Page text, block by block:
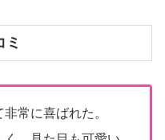
ミ
常に喜ばれた。